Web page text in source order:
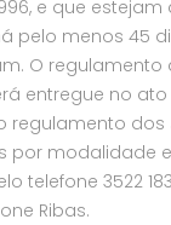
e que
pelo menos 45
O regulamento
entregue no
regulamento dos
por modalidade
telefone 3522
Ribas.